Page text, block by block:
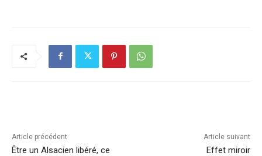
Article précédent
Être un Alsacien libéré, ce
Article suivant
Effet miroir